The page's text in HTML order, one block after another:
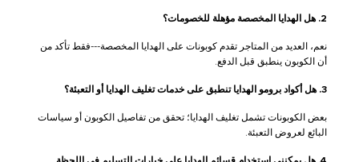
2. هل الهدايا المخصصة مؤهلة للخصومات؟
نعم، العديد من المتاجر تقدم كوبونات على الهدايا المخصصة---فقط تأكد من
أن الكوبون ينطبق قبل الدفع.
3. هل أكواد برومو الهدايا تنطبق على خدمات تغليف الهدايا أو التعبئة؟
بعض الكوبونات تشمل تغليف الهدايا؛ تحقق من تفاصيل الكوبون أو سياسات
البائع لعروض التعبئة.